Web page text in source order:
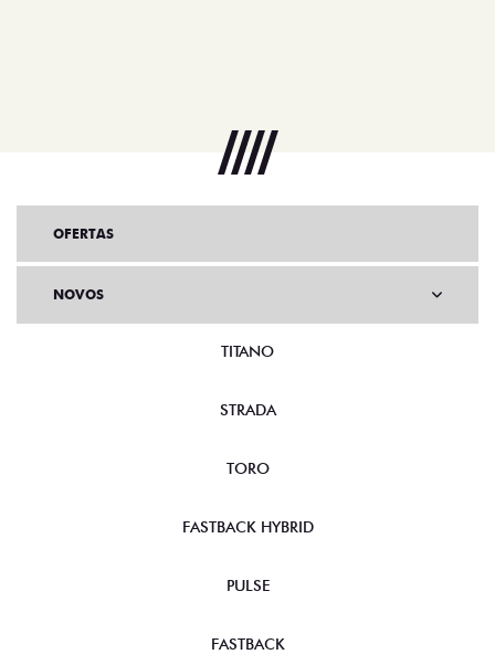
OFERTAS
NOVOS
TITANO
STRADA
TORO
FASTBACK HYBRID
PULSE
FASTBACK